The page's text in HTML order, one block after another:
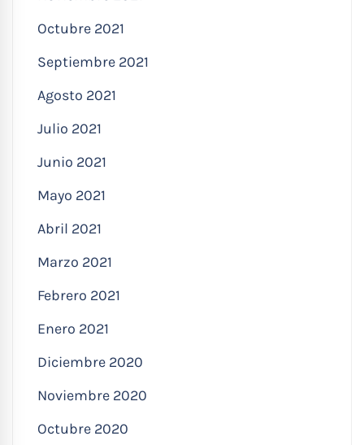
Octubre 2021
Septiembre 2021
Agosto 2021
Julio 2021
Junio 2021
Mayo 2021
Abril 2021
Marzo 2021
Febrero 2021
Enero 2021
Diciembre 2020
Noviembre 2020
Octubre 2020